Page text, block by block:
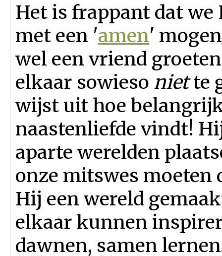
Het is frappant dat
met een 'amen'
wel een vriend
elkaar sowieso niette
wijst uit hoe
naastenliefde vindt!
aparte werelden
onze mitswes moeten
Hij een wereld
elkaar kunnen
dawnen, samen